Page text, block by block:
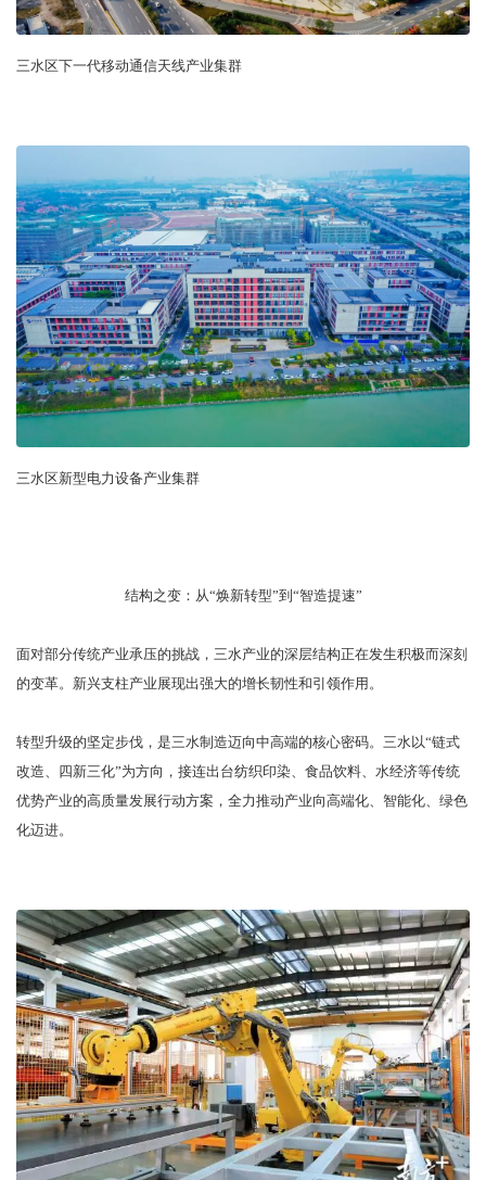
三水区下一代移动通信天线产业集群
三水区新型电力设备产业集群
结构之变：从“焕新转型”到“智造提速”
面对部分传统产业承压的挑战，三水产业的深层结构正在发生积极而深刻
的变革。新兴支柱产业展现出强大的增长韧性和引领作用。
转型升级的坚定步伐，是三水制造迈向中高端的核心密码。三水以“链式
改造、四新三化”为方向，接连出台纺织印染、食品饮料、水经济等传统
优势产业的高质量发展行动方案，全力推动产业向高端化、智能化、绿色
化迈进。